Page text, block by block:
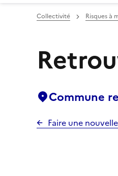
Collectivité Risques à
Commune
Faire une